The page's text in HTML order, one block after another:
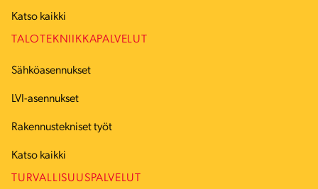
Katso kaikki
TALOTEKNIIKKAPALVELUT
Sähköasennukset
LVI-asennukset
Rakennustekniset työt
Katso kaikki
TURVALLISUUSPALVELUT